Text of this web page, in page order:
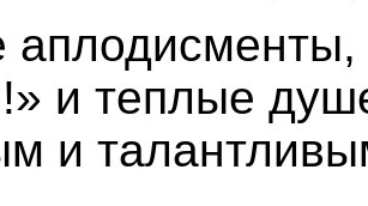
аплодисменты,
и теплые
и